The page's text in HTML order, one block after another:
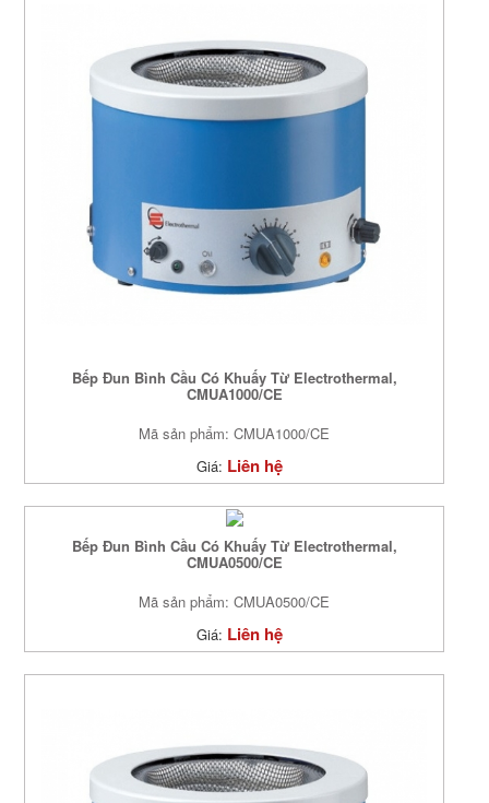
Bếp Đun Bình Cầu Có Khuấy Từ Electrothermal,
CMUA1000/CE
Mã sản phẩm: CMUA1000/CE
Giá: Liên hệ
Bếp Đun Bình Cầu Có Khuấy Từ Electrothermal,
CMUA0500/CE
Mã sản phẩm: CMUA0500/CE
Giá: Liên hệ